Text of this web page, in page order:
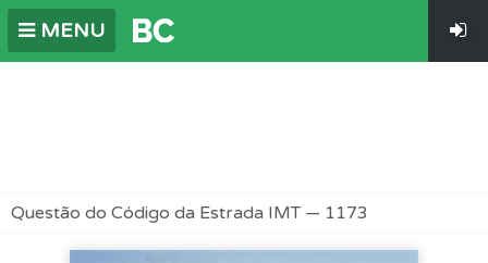
MENU
Questão do Código da Estrada IMT — 1173